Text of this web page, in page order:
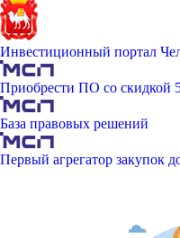
Инвестиционный портал
Приобрести ПО со скидкой
База правовых решений
Первый агрегатор закупок